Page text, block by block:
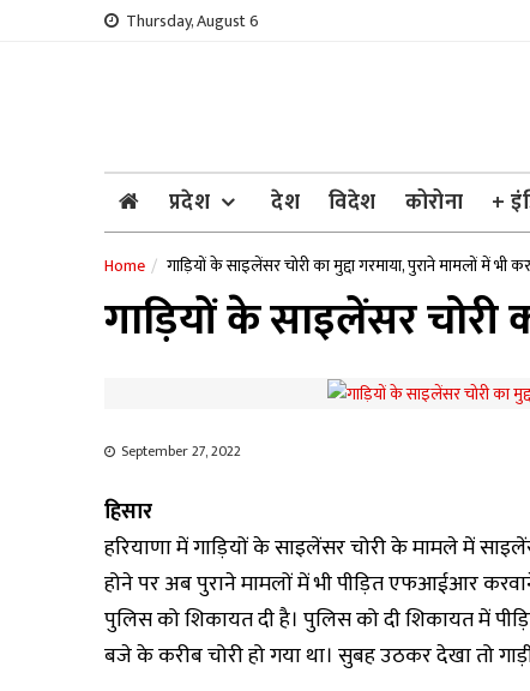
Thursday, August 6
प्रदेश देश विदेश कोरोना +
Home गाड़ियों के साइलेंसर चोरी का मुद्दा गरमाया, पुराने मामलों में भी
गाड़ियों के साइलेंसर चोरी
September 27, 2022
हिसार
हरियाणा में गाड़ियों के साइलेंसर चोरी के मामले में
होने पर अब पुराने मामलों में भी पीड़ित एफआईआर
पुलिस को शिकायत दी है। पुलिस को दी शिकायत में
बजे के करीब चोरी हो गया था। सुबह उठकर देखा तो